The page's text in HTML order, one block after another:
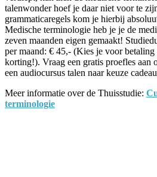
talenwonder hoef je daar niet voor te
grammaticaregels kom je hierbij
Medische terminologie heb je je de
zeven maanden eigen gemaakt!
per maand: € 45,- (Kies je voor
korting!). Vraag een gratis proefles aan
een audiocursus talen naar keuze
Meer informatie over de Thuisstudie:
terminologie